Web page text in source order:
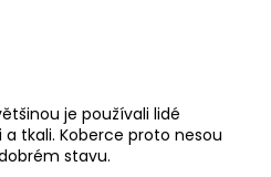
je používali lidé
tkali. Koberce proto nesou
stavu.